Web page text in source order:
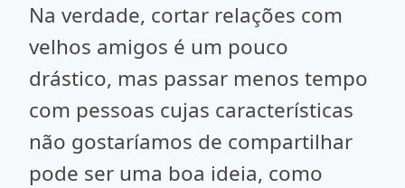
Na verdade, cortar relações com
velhos amigos é um pouco
drástico, mas passar menos tempo
com pessoas cujas características
não gostaríamos de compartilhar
pode ser uma boa ideia, como